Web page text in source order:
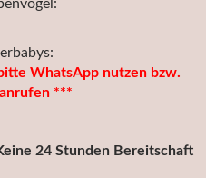
WhatsApp nutzen bzw.
***
24 Stunden Bereitschaft